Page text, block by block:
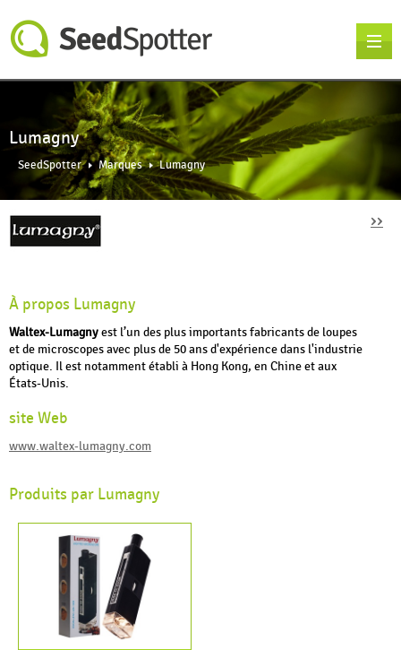
Lumagny
SeedSpotter Marques Lumagny
››
À propos Lumagny
Waltex-Lumagnyest l’un des plus importants fabricants de loupes
et de microscopes avec plus de 50 ans d'expérience dans l'industrie
optique. Il est notamment établi à Hong Kong, en Chine et aux
États-Unis.
site Web
www.waltex-lumagny.com
Produits par Lumagny